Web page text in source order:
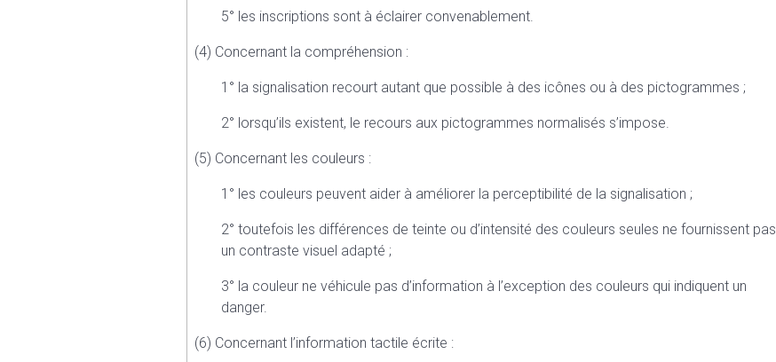
5° les inscriptions sont à éclairer convenablement.
(4) Concernant la compréhension :
1° la signalisation recourt autant que possible à des icônes ou à des pictogrammes ;
2° lorsqu’ils existent, le recours aux pictogrammes normalisés s’impose.
(5) Concernant les couleurs :
1° les couleurs peuvent aider à améliorer la perceptibilité de la signalisation ;
2° toutefois les différences de teinte ou d’intensité des couleurs seules ne fournissent pas
un contraste visuel adapté ;
3° la couleur ne véhicule pas d’information à l’exception des couleurs qui indiquent un
danger.
(6) Concernant l’information tactile écrite :